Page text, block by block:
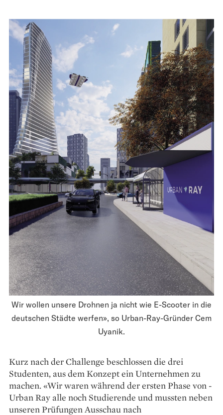
Wir wollen unsere Drohnen ja nicht wie E-Scooter in die
deutschen Städte werfen», so Urban-Ray-Gründer Cem
Uyanik.
Kurz nach der Challenge beschlossen die drei
Studenten, aus dem Konzept ein Unternehmen zu
machen. «Wir waren während der ersten Phase von ­
Urban Ray alle noch Studierende und mussten neben
unseren Prüfungen Ausschau nach